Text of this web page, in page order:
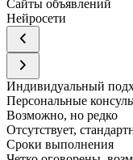
Сайты объявлений
Нейросети
Индивидуальный
Персональные
Возможно, но редко
Отсутствует,
Сроки выполнения